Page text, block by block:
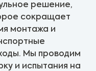
решение,
сокращает
монтажа и
Мы проводим
и испытания на